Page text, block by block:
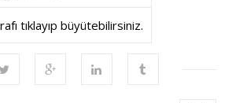
tıklayıp büyütebilirsiniz.